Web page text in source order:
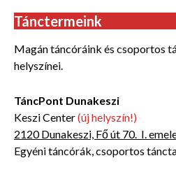
Tánctermeink
Magán táncóráink és csoportos
helyszínei.
TáncPont Dunakeszi
Keszi Center(új helyszín!)
2120 Dunakeszi, Fő út 70. I.
Egyéni táncórák, csoportos